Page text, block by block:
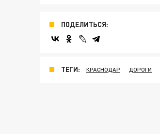
ПОДЕЛИТЬСЯ:
ТЕГИ: КРАСНОДАР ДОРОГИ